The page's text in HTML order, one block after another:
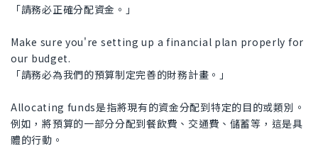
「請務必正確分配資金。」
Make sure you're setting up a financial plan properly for
our budget.
「請務必為我們的預算制定完善的財務計畫。」
Allocating funds是指將現有的資金分配到特定的目的或類別。
例如，將預算的一部分分配到餐飲費、交通費、儲蓄等，這是具
體的行動。